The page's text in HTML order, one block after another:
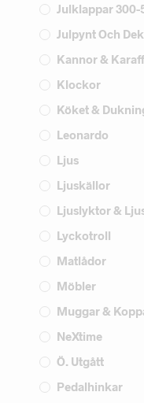
Julklappar 300-
Julpynt Och
Kannor &
Klockor
Köket &
Leonardo
Ljus
Ljuskällor
Ljuslyktor &
Lyckotroll
Matlådor
Möbler
Muggar &
NeXtime
Ö. Utgått
Pedalhinkar